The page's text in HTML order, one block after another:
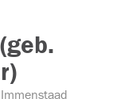
Immenstaad